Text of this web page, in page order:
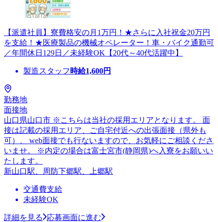
【派遣社員】寮費格安の月1万円！★さらに入社祝金20万円
を支給！★医療製品の機械オペレーター！車・バイク通勤可
／年間休日129日／未経験OK【20代～40代活躍中】
製造スタッフ 時給1,600円
勤務地
面接地
山口県山口市 ※こちらは当社の採用エリアとなります。 面
接は記載の採用エリア、ご自宅付近への出張面接（県外も
可）、 web面接でも行ないますので、お気軽にご相談くださ
いませ。 ※内定の場合は富士宮市(静岡県)へ入寮をお願いい
たします。
新山口駅、周防下郷駅、上郷駅
交通費支給
未経験OK
詳細を見る 応募画面に進む